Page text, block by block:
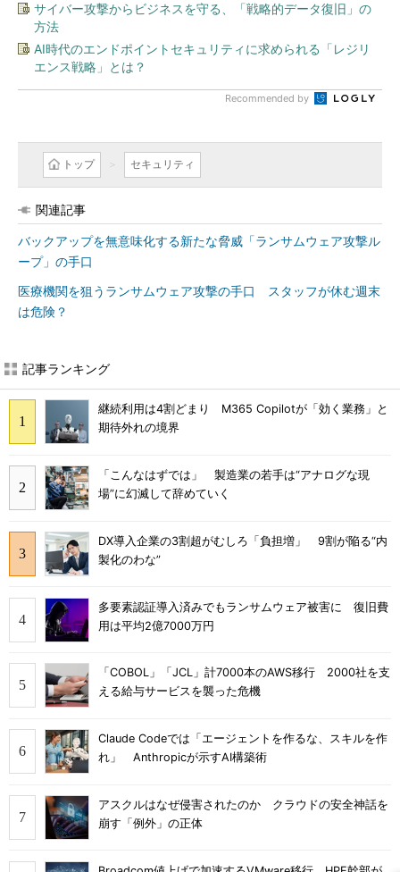
サイバー攻撃からビジネスを守る、「戦略的データ復旧」の
方法
AI時代のエンドポイントセキュリティに求められる「レジリ
エンス戦略」とは？
Recommended by
トップ セキュリティ
関連記事
バックアップを無意味化する新たな脅威「ランサムウェア攻撃ル
ープ」の手口
医療機関を狙うランサムウェア攻撃の手口 スタッフが休む週末
は危険？
記事ランキング
継続利用は4割どまり M365 Copilotが「効く業務」と
期待外れの境界
「こんなはずでは」 製造業の若手は“アナログな現
場”に幻滅して辞めていく
DX導入企業の3割超がむしろ「負担増」 9割が陥る“内
製化のわな”
多要素認証導入済みでもランサムウェア被害に 復旧費
用は平均2億7000万円
「COBOL」「JCL」計7000本のAWS移行 2000社を支
える給与サービスを襲った危機
Claude Codeでは「エージェントを作るな、スキルを作
れ」 Anthropicが示すAI構築術
アスクルはなぜ侵害されたのか クラウドの安全神話を
崩す「例外」の正体